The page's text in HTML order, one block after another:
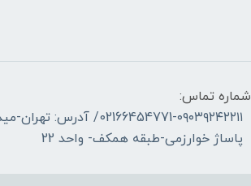
شماره تماس:
02166454771-
پاساژ خوارزمی-طبقه همکف- واحد 22